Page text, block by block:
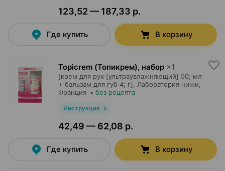
123,52 — 187,33 р.
Где купить В корзину
Topicrem (Топикрем), набор ×1
[крем для рук [ультраувлажняющий] 50; мл
+ бальзам для губ 4; г],
Лаборатория нижи
Франция • без рецепта
Инструкция
42,49 — 62,08 р.
Где купить В корзину